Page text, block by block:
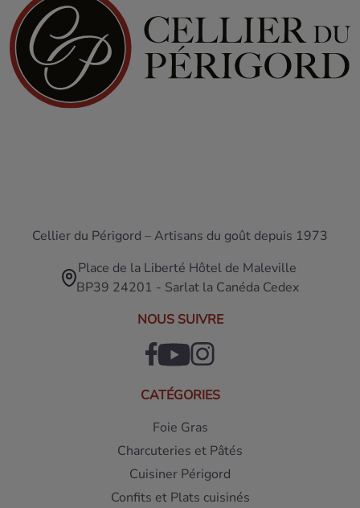
Cellier du Périgord – Artisans du goût depuis 1973
Place de la Liberté Hôtel de Maleville
BP39 24201 - Sarlat la Canéda Cedex
NOUS SUIVRE
CATÉGORIES
Foie Gras
Charcuteries et Pâtés
Cuisiner Périgord
Confits et Plats cuisinés